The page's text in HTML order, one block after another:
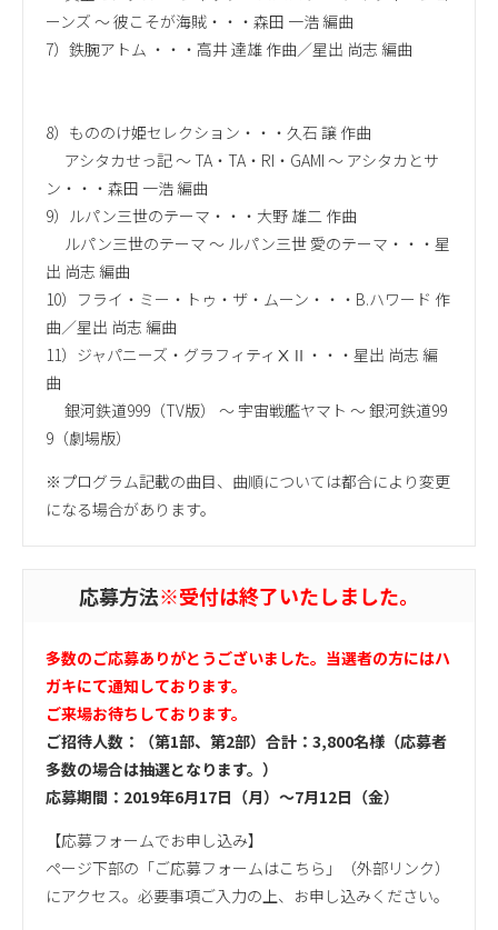
ーンズ ～ 彼こそが海賊・・・森田 一浩 編曲
7）鉄腕アトム ・・・高井 達雄 作曲／星出 尚志 編曲
8）もののけ姫セレクション・・・久石 譲 作曲
アシタカせっ記 ～ TA・TA・RI・GAMI ～ アシタカとサ
ン・・・森田 一浩 編曲
9）ルパン三世のテーマ・・・大野 雄二 作曲
ルパン三世のテーマ ～ ルパン三世 愛のテーマ・・・星
出 尚志 編曲
10）フライ・ミー・トゥ・ザ・ムーン・・・B.ハワード 作
曲／星出 尚志 編曲
11）ジャパニーズ・グラフィティⅩⅡ・・・星出 尚志 編
曲
銀河鉄道999（TV版） ～ 宇宙戦艦ヤマト ～ 銀河鉄道99
9（劇場版）
※プログラム記載の曲目、曲順については都合により変更
になる場合があります。
応募方法※受付は終了いたしました。
多数のご応募ありがとうございました。当選者の方にはハ
ガキにて通知しております。
ご来場お待ちしております。
ご招待人数：（第1部、第2部）合計：3,800名様（応募者
多数の場合は抽選となります。）
応募期間：2019年6月17日（月）～7月12日（金）
【応募フォームでお申し込み】
ページ下部の「ご応募フォームはこちら」（外部リンク）
にアクセス。必要事項ご入力の上、お申し込みください。